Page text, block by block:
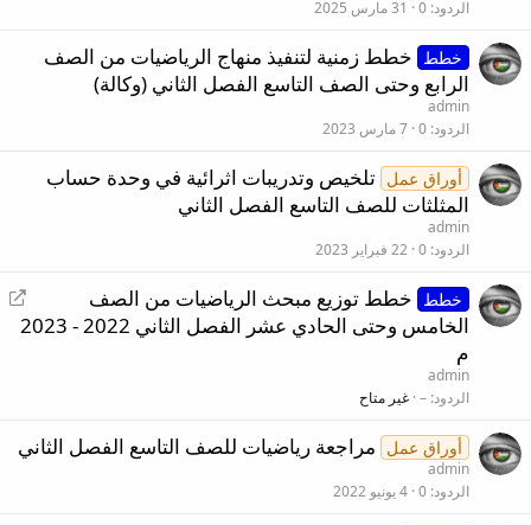
الردود 0 31 مارس 2025
خطط خطط زمنية لتنفيذ منهاج الرياضيات من الصف
الرابع وحتى الصف التاسع الفصل الثاني (وكالة)
admin
الردود 0 7 مارس 2023
أوراق عمل تلخيص وتدريبات اثرائية في وحدة حساب
المثلثات للصف التاسع الفصل الثاني
admin
الردود 0 22 فبراير 2023
إ
خطط خطط توزيع مبحث الرياضيات من الصف
الخامس وحتى الحادي عشر الفصل الثاني 2022 - 2023
م
admin
الردود – غير متاح
أوراق عمل مراجعة رياضيات للصف التاسع الفصل الثاني
admin
الردود 0 4 يونيو 2022